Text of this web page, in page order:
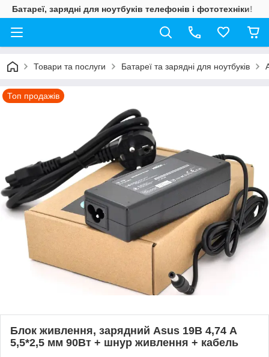
Батареї, зарядні для ноутбуків телефонів і фототехніки!
Товари та послуги Батареї та зарядні для ноутбуків
Топ продажів
Блок живлення, зарядний Asus 19В 4,74 А
5,5*2,5 мм 90Вт + шнур живлення + кабель